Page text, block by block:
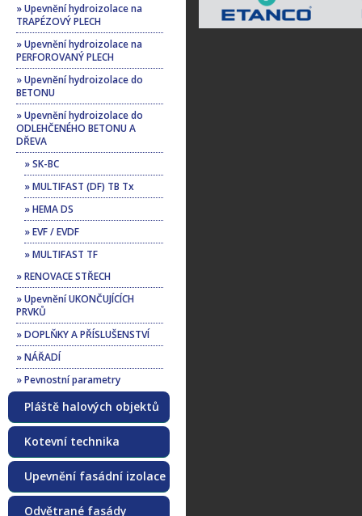
» Upevnění hydroizolace na
TRAPÉZOVÝ PLECH
» Upevnění hydroizolace na
PERFOROVANÝ PLECH
» Upevnění hydroizolace do
BETONU
» Upevnění hydroizolace do
ODLEHČENÉHO BETONU A
DŘEVA
» SK-BC
» MULTIFAST (DF) TB Tx
» HEMA DS
» EVF / EVDF
» MULTIFAST TF
» RENOVACE STŘECH
» Upevnění UKONČUJÍCÍCH
PRVKŮ
» DOPLŇKY A PŘÍSLUŠENSTVÍ
» NÁŘADÍ
» Pevnostní parametry
Pláště halových objektů
Kotevní technika
Upevnění fasádní izolace
Odvětrané fasády